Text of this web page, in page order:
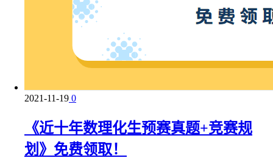
2021-11-19 0
《近十年数理化生预赛真题+竞赛规
划》免费领取！